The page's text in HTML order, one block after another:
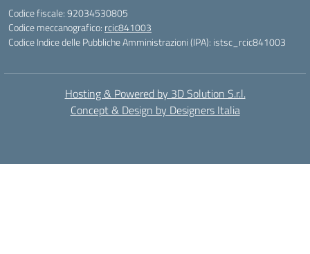
Codice fiscale: 92034530805
Codice meccanografico: rcic841003
Codice Indice delle Pubbliche Amministrazioni (IPA): istsc_rcic841003
Hosting & Powered by 3D Solution S.r.l.
Concept & Design by Designers Italia